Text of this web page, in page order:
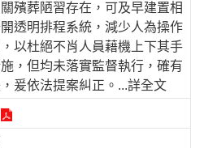
殯葬陋習存在，可及早建置相
透明排程系統，減少人為操作
以杜絕不肖人員藉機上下其手
，但均未落實監督執行，確有
爰依法提案糾正。 ...詳全文